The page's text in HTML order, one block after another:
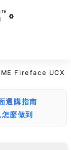
Fireface UCX
選購指南
麼做到